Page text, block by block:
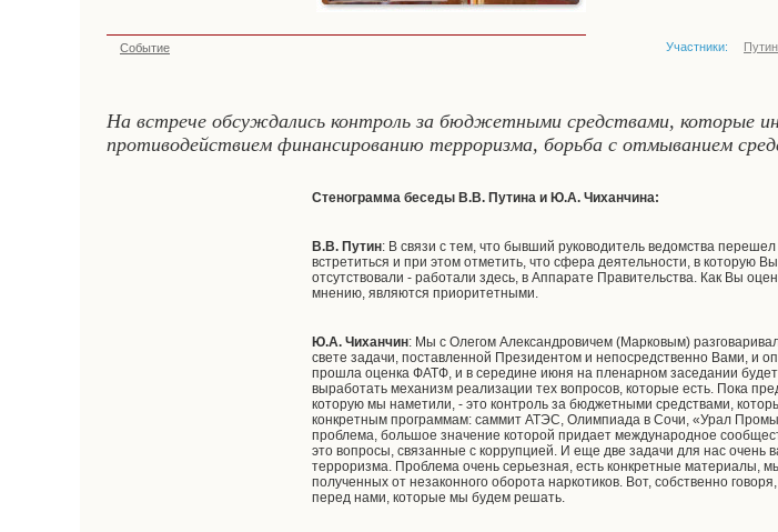
Событие Участники:
На встрече обсуждались контроль за бюджетными средствами, которые
противодействием финансированию терроризма, борьба с отмыванием
Стенограмма беседы В.В. Путина и Ю.А. Чиханчина:
В.В. Путин: В связи с тем, что бывший руководитель ведомства
встретиться и при этом отметить, что сфера деятельности, в которую
отсутствовали - работали здесь, в Аппарате Правительства. Как Вы
мнению, являются приоритетными.
Ю.А. Чиханчин: Мы с Олегом Александровичем (Марковым)
свете задачи, поставленной Президентом и непосредственно Вами, и
прошла оценка ФАТФ, и в середине июня на пленарном заседании
выработать механизм реализации тех вопросов, которые есть. Пока
которую мы наметили, - это контроль за бюджетными средствами,
конкретным программам: саммит АТЭС, Олимпиада в Сочи, «Урал
проблема, большое значение которой придает международное
это вопросы, связанные с коррупцией. И еще две задачи для нас
терроризма. Проблема очень серьезная, есть конкретные материалы,
полученных от незаконного оборота наркотиков. Вот, собственно
перед нами, которые мы будем решать.